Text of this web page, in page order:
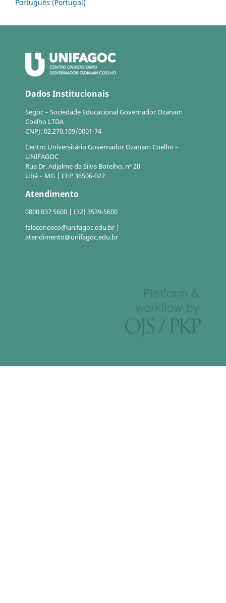
Português (Portugal)
Dados Institucionais
Segoc – Sociedade Educacional Governador Ozanam
Coelho LTDA
CNPJ: 02.270.109/0001-74
Centro Universitário Governador Ozanam Coelho –
UNIFAGOC
Rua Dr. Adjalme da Silva Botelho, nº 20
Ubá – MG | CEP 36506-022
Atendimento
0800 037 5600 | (32) 3539-5600
faleconosco@unifagoc.edu.br |
atendimento@unifagoc.edu.br